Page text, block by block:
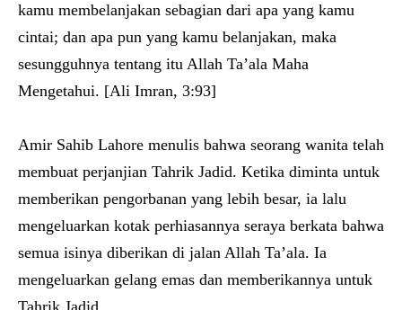
kamu membelanjakan sebagian dari apa yang kamu
cintai; dan apa pun yang kamu belanjakan, maka
sesungguhnya tentang itu Allah Ta’ala Maha
Mengetahui. [Ali Imran, 3:93]
Amir Sahib Lahore menulis bahwa seorang wanita telah
membuat perjanjian Tahrik Jadid. Ketika diminta untuk
memberikan pengorbanan yang lebih besar, ia lalu
mengeluarkan kotak perhiasannya seraya berkata bahwa
semua isinya diberikan di jalan Allah Ta’ala. Ia
mengeluarkan gelang emas dan memberikannya untuk